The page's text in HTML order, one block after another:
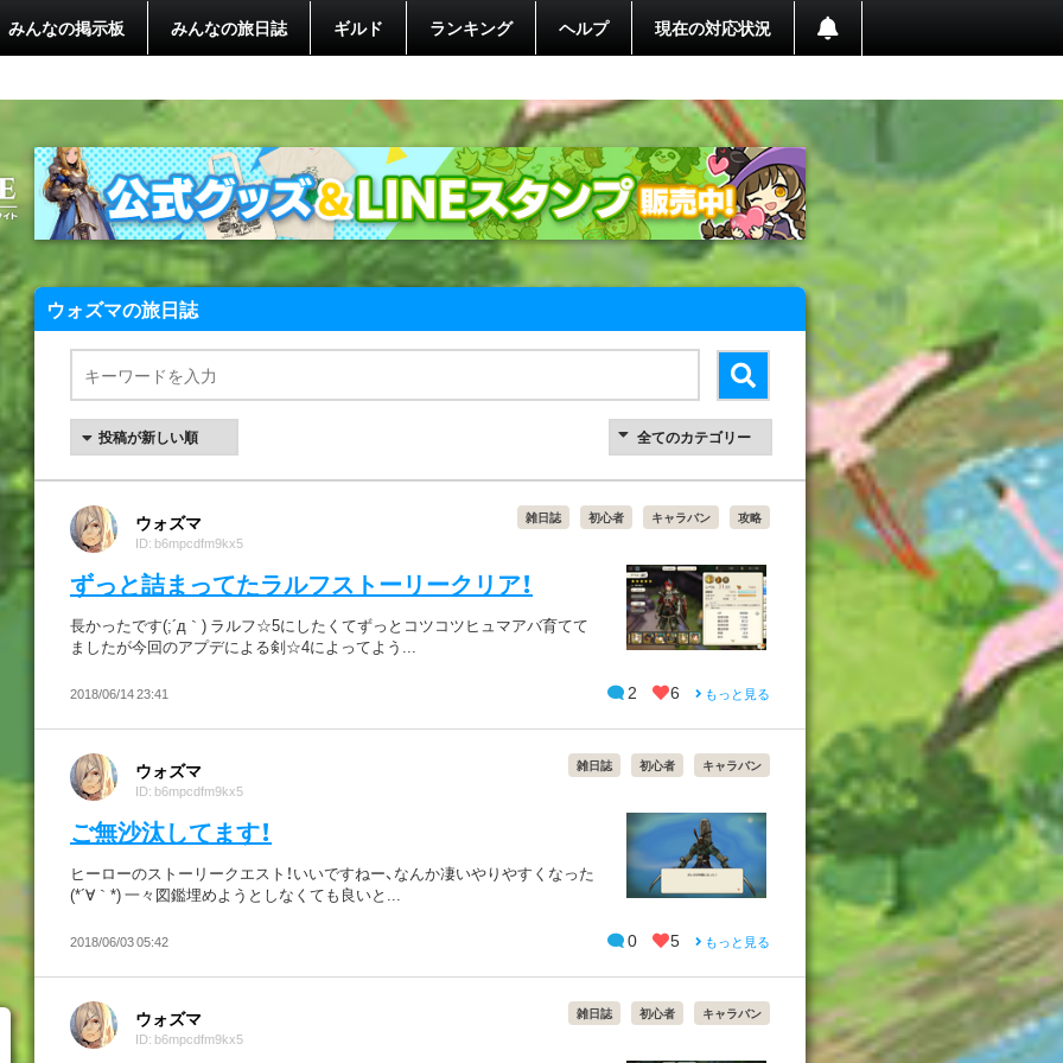
みんなの掲示板 みんなの旅日誌 ギルド ランキング ヘルプ 現在の対応状況
ウォズマの旅日誌
ウォズマ
ID: b6mpcdfm9kx5
雑日誌 初心者 キャラバン 攻略
ずっと詰まってたラルフストーリークリア！
長かったです(;´д｀) ラルフ☆5にしたくてずっとコツコツヒュマアバ育てて
ましたが今回のアプデによる剣☆4によってよう...
2018/06/14 23:41 2 6 もっと見る
ウォズマ
ID: b6mpcdfm9kx5
雑日誌 初心者 キャラバン
ご無沙汰してます！
ヒーローのストーリークエスト！いいですねー、なんか凄いやりやすくなった
(*´∀｀*) 一々図鑑埋めようとしなくても良いと...
2018/06/03 05:42 0 5 もっと見る
ウォズマ
ID: b6mpcdfm9kx5
雑日誌 初心者 キャラバン